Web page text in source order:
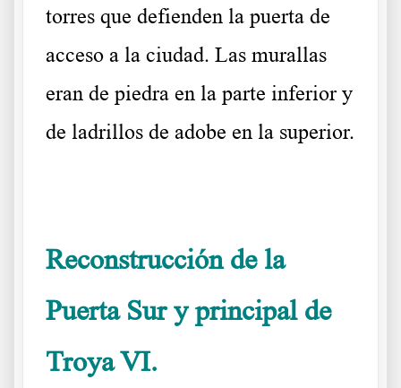
torres que defienden la puerta de
acceso a la ciudad. Las murallas
eran de piedra en la parte inferior y
de ladrillos de adobe en la superior.
Reconstrucción de la
Puerta Sur y principal de
Troya VI.